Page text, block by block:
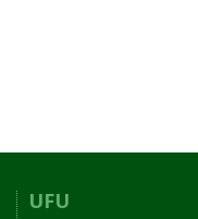
UFU